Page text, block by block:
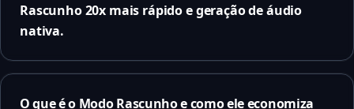
Rascunho 20x mais rápido e geração de áudio
nativa.
O que é o Modo Rascunho e como ele economiza